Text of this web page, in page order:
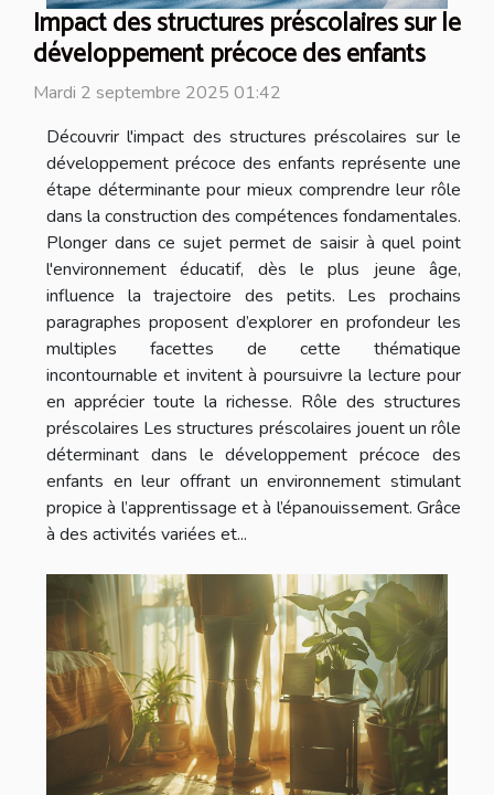
Impact des structures préscolaires sur le
développement précoce des enfants
Mardi 2 septembre 2025 01:42
Découvrir l'impact des structures préscolaires sur le
développement précoce des enfants représente une
étape déterminante pour mieux comprendre leur rôle
dans la construction des compétences fondamentales.
Plonger dans ce sujet permet de saisir à quel point
l'environnement éducatif, dès le plus jeune âge,
influence la trajectoire des petits. Les prochains
paragraphes proposent d’explorer en profondeur les
multiples facettes de cette thématique
incontournable et invitent à poursuivre la lecture pour
en apprécier toute la richesse. Rôle des structures
préscolaires Les structures préscolaires jouent un rôle
déterminant dans le développement précoce des
enfants en leur offrant un environnement stimulant
propice à l’apprentissage et à l’épanouissement. Grâce
à des activités variées et...